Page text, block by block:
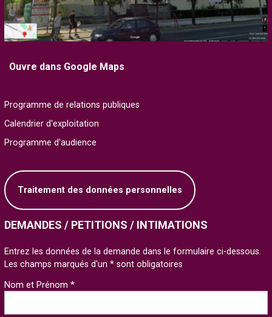
Ouvre dans Google Maps
Programme de relations publiques
Calendrier d'exploitation
Programme d'audience
Traitement des données personnelles
DEMANDES / PETITIONS / INTIMATIONS
Entrez les données de la demande dans le formulaire ci-dessous.
Les champs marqués d'un * sont obligatoires
Nom et Prénom *